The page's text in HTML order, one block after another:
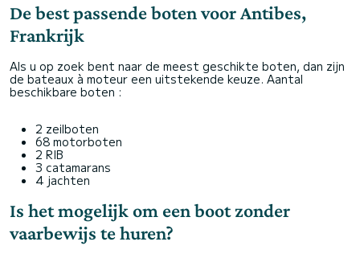
De best passende boten voor Antibes,
Frankrijk
Als u op zoek bent naar de meest geschikte boten, dan zijn
de bateaux à moteur een uitstekende keuze. Aantal
beschikbare boten :
2 zeilboten
68 motorboten
2 RIB
3 catamarans
4 jachten
Is het mogelijk om een boot zonder
vaarbewijs te huren?